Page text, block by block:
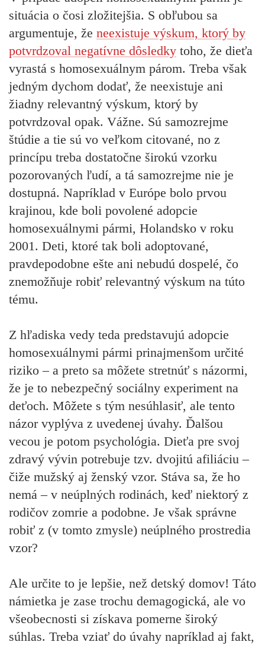
situácia o čosi zložitejšia. S obľubou sa
argumentuje, že neexistuje výskum, ktorý by
potvrdzoval negatívne dôsledky toho, že dieťa
vyrastá s homosexuálnym párom. Treba však
jedným dychom dodať, že neexistuje ani
žiadny relevantný výskum, ktorý by
potvrdzoval opak. Vážne. Sú samozrejme
štúdie a tie sú vo veľkom citované, no z
princípu treba dostatočne širokú vzorku
pozorovaných ľudí, a tá samozrejme nie je
dostupná. Napríklad v Európe bolo prvou
krajinou, kde boli povolené adopcie
homosexuálnymi pármi, Holandsko v roku
2001. Deti, ktoré tak boli adoptované,
pravdepodobne ešte ani nebudú dospelé, čo
znemožňuje robiť relevantný výskum na túto
tému.
Z hľadiska vedy teda predstavujú adopcie
homosexuálnymi pármi prinajmenšom určité
riziko – a preto sa môžete stretnúť s názormi,
že je to nebezpečný sociálny experiment na
deťoch. Môžete s tým nesúhlasiť, ale tento
názor vyplýva z uvedenej úvahy. Ďalšou
vecou je potom psychológia. Dieťa pre svoj
zdravý vývin potrebuje tzv. dvojitú afiliáciu –
čiže mužský aj ženský vzor. Stáva sa, že ho
nemá – v neúplných rodinách, keď niektorý z
rodičov zomrie a podobne. Je však správne
robiť z (v tomto zmysle) neúplného prostredia
vzor?
Ale určite to je lepšie, než detský domov! Táto
námietka je zase trochu demagogická, ale vo
všeobecnosti si získava pomerne široký
súhlas. Treba vziať do úvahy napríklad aj fakt,